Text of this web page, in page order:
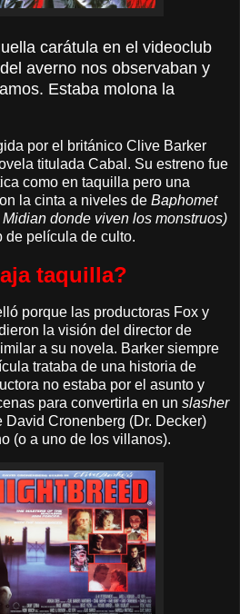
carátula en el videoclub
averno nos observaban y
Estaba molona la
por el británico Clive Barker
titulada Cabal. Su estreno fue
como en taquilla pero una
la cinta a niveles de Baphomet
donde viven los monstruos)
de película de culto.
taquilla?
porque las productoras Fox y
la visión del director de
a su novela. Barker siempre
trataba de una historia de
no estaba por el asunto y
para convertirla en un slasher
Cronenberg (Dr. Decker)
(o a uno de los villanos).